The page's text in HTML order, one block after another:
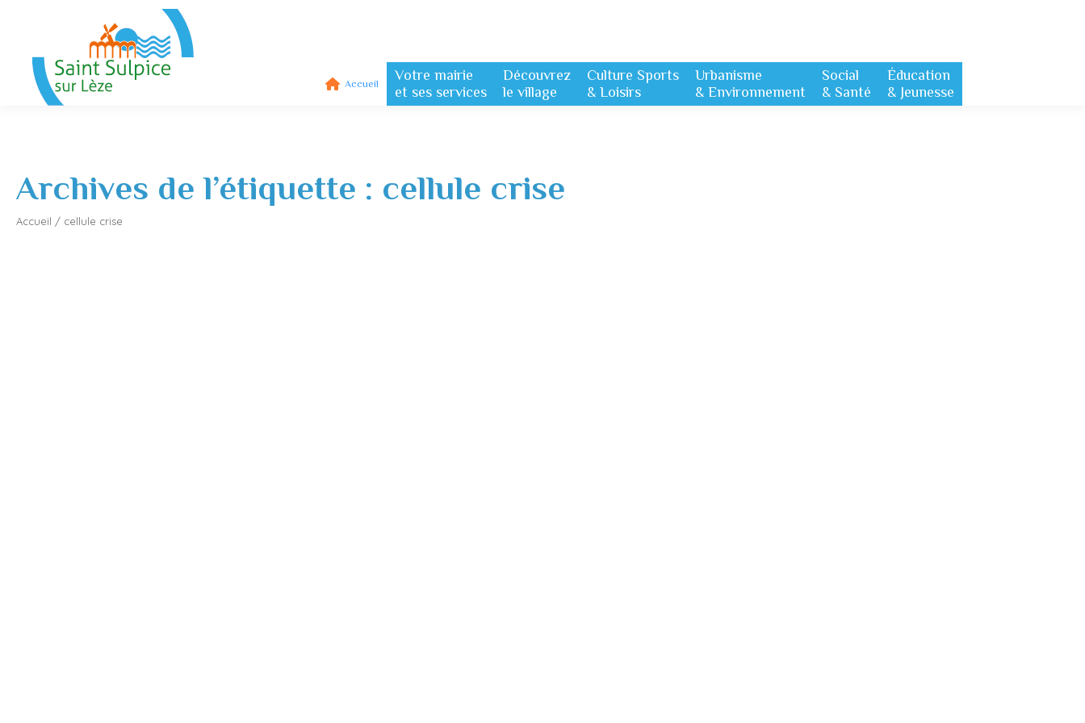
Accueil
Votre mairie
et ses services
Découvrez
le village
Culture Sports
& Loisirs
Urbanisme
& Environnement
Social
& Santé
Éducation
& Jeunesse
Archives de l’étiquette : cellule crise
Accueil / cellule crise